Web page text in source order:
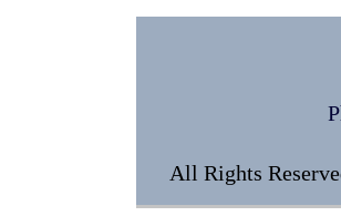
All Rights